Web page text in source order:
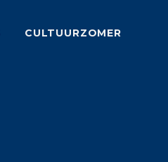
CULTUURZOMER